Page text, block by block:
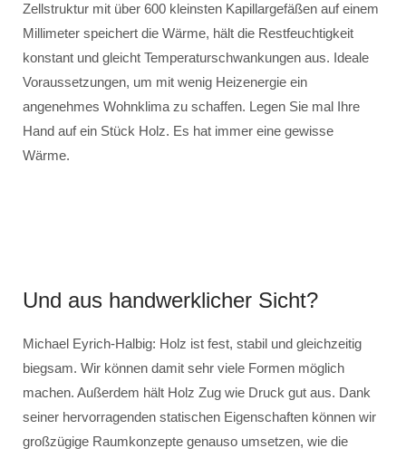
Zellstruktur mit über 600 kleinsten Kapillargefäßen auf einem
Millimeter speichert die Wärme, hält die Restfeuchtigkeit
konstant und gleicht Temperaturschwankungen aus. Ideale
Voraussetzungen, um mit wenig Heizenergie ein
angenehmes Wohnklima zu schaffen. Legen Sie mal Ihre
Hand auf ein Stück Holz. Es hat immer eine gewisse
Wärme.
Und aus handwerklicher Sicht?
Michael Eyrich-Halbig: Holz ist fest, stabil und gleichzeitig
biegsam. Wir können damit sehr viele Formen möglich
machen. Außerdem hält Holz Zug wie Druck gut aus. Dank
seiner hervorragenden statischen Eigenschaften können wir
großzügige Raumkonzepte genauso umsetzen, wie die